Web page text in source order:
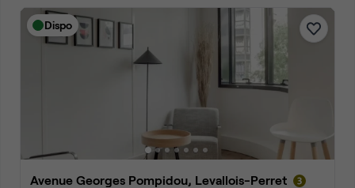
Dispo
Avenue Georges Pompidou, Levallois-Perret